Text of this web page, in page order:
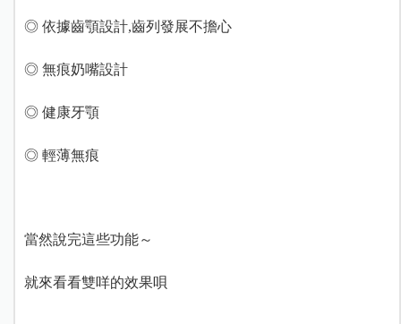
◎ 依據齒顎設計,齒列發展不擔心
◎ 無痕奶嘴設計
◎ 健康牙顎
◎ 輕薄無痕
當然說完這些功能～
就來看看雙咩的效果唄